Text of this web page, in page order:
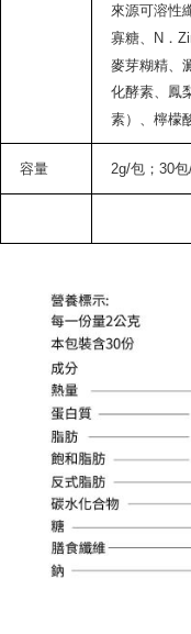
來源可溶性
寡糖、N．
麥芽糊精、
化酵素、鳳
素）、檸檬
容量 2g/包；30包